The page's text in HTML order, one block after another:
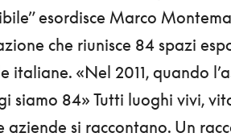
esordisce Marco
che riunisce 84 spazi
italiane. «Nel 2011, quando
siamo 84» Tutti luoghi vivi,
aziende si raccontano. Un